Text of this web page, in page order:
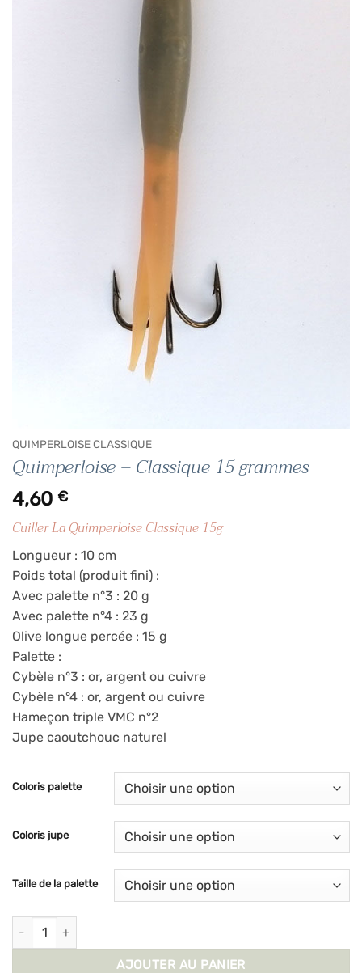
QUIMPERLOISE CLASSIQUE
Quimperloise – Classique 15 grammes
4,60 €
Cuiller La Quimperloise Classique 15g
Longueur : 10 cm
Poids total (produit fini) :
Avec palette n°3 : 20 g
Avec palette n°4 : 23 g
Olive longue percée : 15 g
Palette :
Cybèle n°3 : or, argent ou cuivre
Cybèle n°4 : or, argent ou cuivre
Hameçon triple VMC n°2
Jupe caoutchouc naturel
Coloris palette
Coloris jupe
Taille de la palette
quantité de Quimperloise - Classique 15 grammes
AJOUTER AU PANIER